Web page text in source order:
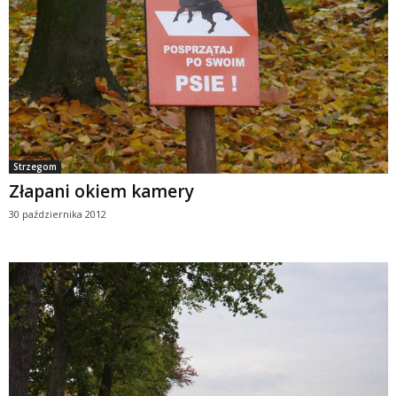
Strzegom
Złapani okiem kamery
30 października 2012